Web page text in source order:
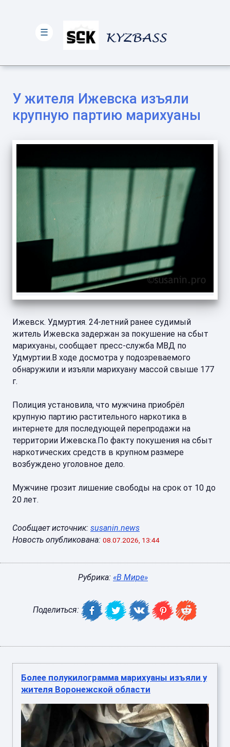
У жителя Ижевска изъяли
крупную партию марихуаны
Ижевск. Удмуртия. 24-летний ранее судимый
житель Ижевска задержан за покушение на сбыт
марихуаны, сообщает пресс-служба МВД по
Удмуртии.В ходе досмотра у подозреваемого
обнаружили и изъяли марихуану массой свыше 177
г.
Полиция установила, что мужчина приобрёл
крупную партию растительного наркотика в
интернете для последующей перепродажи на
территории Ижевска.По факту покушения на сбыт
наркотических средств в крупном размере
возбуждено уголовное дело.
Мужчине грозит лишение свободы на срок от 10 до
20 лет.
Сообщает источник: susanin.news
Новость опубликована: 08.07.2026, 13:44
Рубрика: «В Мире»
Поделиться:
Более полукилограмма марихуаны изъяли у
жителя Воронежской области
☰